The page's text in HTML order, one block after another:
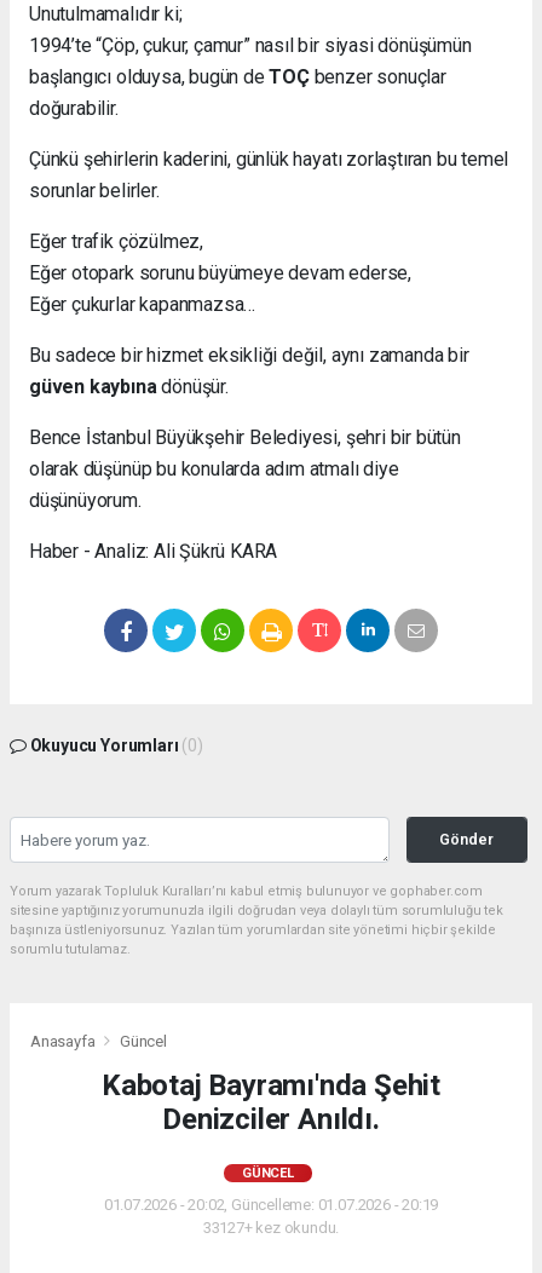
Unutulmamalıdır ki;
1994’te “Çöp, çukur, çamur” nasıl bir siyasi dönüşümün
başlangıcı olduysa, bugün deTOÇbenzer sonuçlar
doğurabilir.
Çünkü şehirlerin kaderini, günlük hayatı zorlaştıran bu temel
sorunlar belirler.
Eğer trafik çözülmez,
Eğer otopark sorunu büyümeye devam ederse,
Eğer çukurlar kapanmazsa…
Bu sadece bir hizmet eksikliği değil, aynı zamanda bir
güven kaybına dönüşür.
Bence İstanbul Büyükşehir Belediyesi, şehri bir bütün
olarak düşünüp bu konularda adım atmalı diye
düşünüyorum.
Haber - Analiz: Ali Şükrü KARA
Okuyucu Yorumları (0)
Gönder
Yorum yazarak Topluluk Kuralları’nı kabul etmiş bulunuyor ve gophaber.com
sitesine yaptığınız yorumunuzla ilgili doğrudan veya dolaylı tüm sorumluluğu tek
başınıza üstleniyorsunuz. Yazılan tüm yorumlardan site yönetimi hiçbir şekilde
sorumlu tutulamaz.
Anasayfa Güncel
Kabotaj Bayramı'nda Şehit
Denizciler Anıldı.
GÜNCEL
01.07.2026 - 20:02, Güncelleme: 01.07.2026 - 20:19
33127+ kez okundu.